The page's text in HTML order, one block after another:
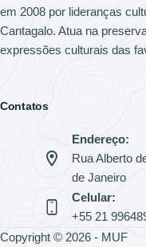
em 2008 por lideranças
Cantagalo. Atua na
expressões culturais das
Contatos
Endereço:
Rua Alberto
de Janeiro
Celular:
+55 21
Copyright © 2026 - MUF